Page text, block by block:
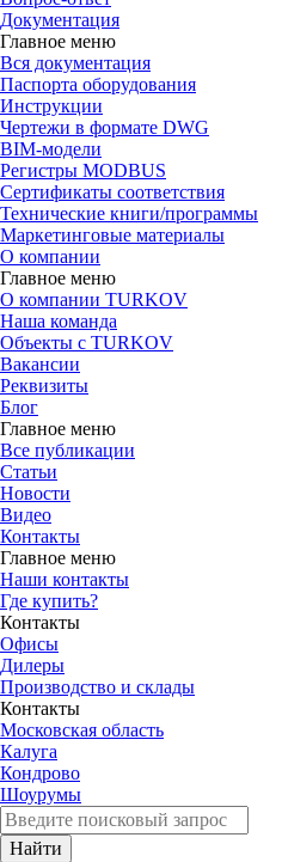
Документация
Главное меню
Вся документация
Паспорта оборудования
Инструкции
Чертежи в формате DWG
BIM-модели
Регистры MODBUS
Сертификаты соответствия
Технические книги/программы
Маркетинговые материалы
О компании
Главное меню
О компании TURKOV
Наша команда
Объекты с TURKOV
Вакансии
Реквизиты
Блог
Главное меню
Все публикации
Статьи
Новости
Видео
Контакты
Главное меню
Наши контакты
Где купить?
Контакты
Офисы
Дилеры
Производство и склады
Контакты
Московская область
Калуга
Кондрово
Шоурумы
Найти